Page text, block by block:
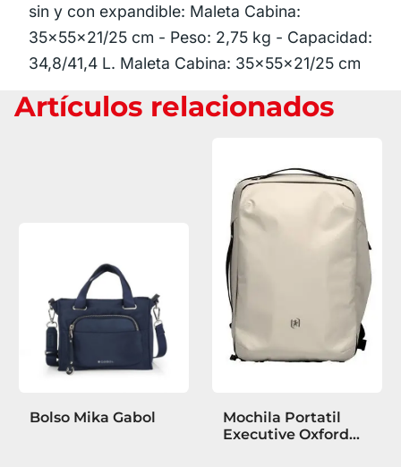
sin y con expandible: Maleta Cabina:
35x55x21/25 cm - Peso: 2,75 kg - Capacidad:
34,8/41,4 L. Maleta Cabina: 35x55x21/25 cm
Artículos relacionados
Bolso Mika Gabol
Mochila Portatil
Executive Oxford